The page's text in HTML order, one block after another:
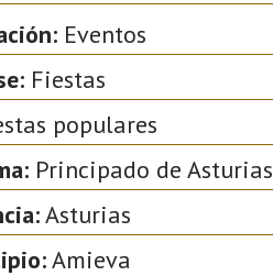
Eventos
Fiestas
populares
Principado de Asturias
Asturias
Amieva